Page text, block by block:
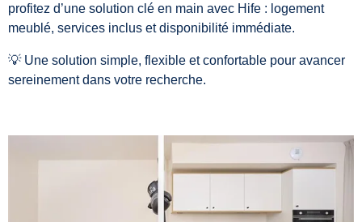
profitez d’une solution clé en main avec Hife : logement
meublé, services inclus et disponibilité immédiate.
💡 Une solution simple, flexible et confortable pour avancer
sereinement dans votre recherche.